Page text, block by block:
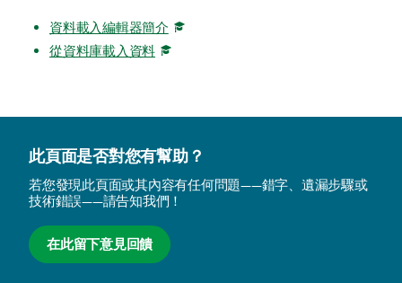
資料載入編輯器簡介
從資料庫載入資料
此頁面是否對您有幫助？
若您發現此頁面或其內容有任何問題——錯字、遺漏步驟或
技術錯誤——請告知我們！
在此留下意見回饋